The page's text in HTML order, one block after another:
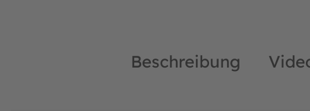
Beschreibung